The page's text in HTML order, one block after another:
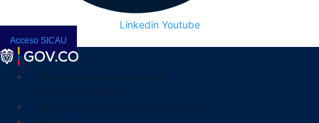
Linkedin Youtube
Acceso SICAU